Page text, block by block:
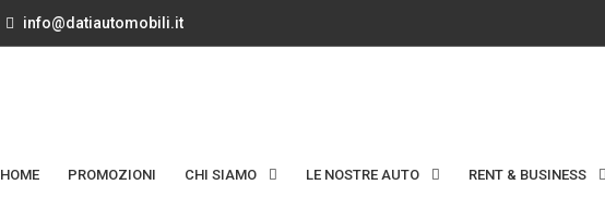
info@datiautomobili.it
HOME PROMOZIONI CHI SIAMO LE NOSTRE AUTO RENT & BUSINESS